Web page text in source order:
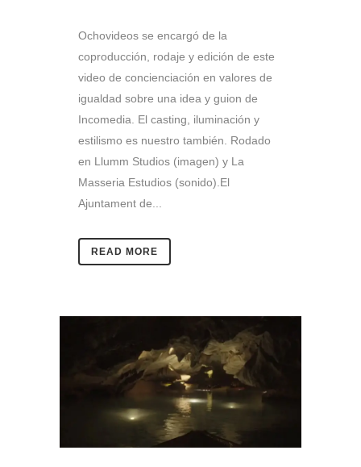
Ochovideos se encargó de la
coproducción, rodaje y edición de este
video de concienciación en valores de
igualdad sobre una idea y guion de
Incomedia. El casting, iluminación y
estilismo es nuestro también. Rodado
en Llumm Studios (imagen) y La
Masseria Estudios (sonido).El
Ajuntament de...
READ MORE